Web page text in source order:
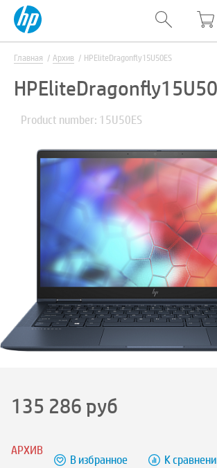
Главная Архив HPEliteDragonfly15U50ES
Product number: 15U50ES
135 286 руб
АРХИВ
В избранное К